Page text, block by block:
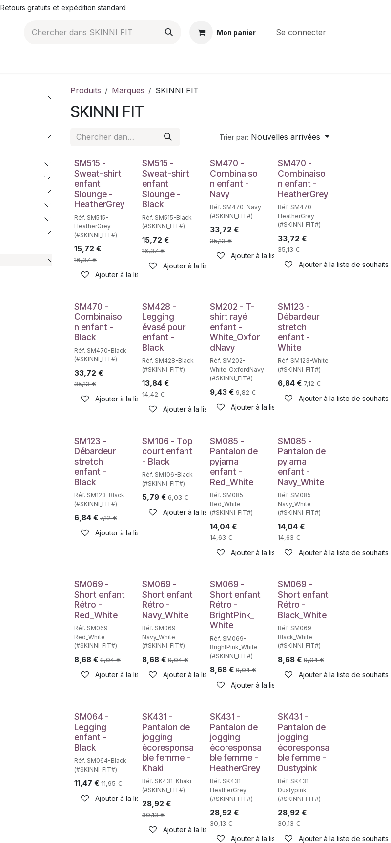
Retours gratuits et expédition standard
Mon panier Se connecter
Produits Marques SKINNI FIT
SKINNI FIT
Trier par: Nouvelles arrivées
SM515 -
Sweat-shirt
enfant
Slounge -
HeatherGrey
Réf. SM515-
HeatherGrey
(#SKINNI_FIT#)
15,72 €
16,37€
Ajouter à la liste de souhaits
SM515 -
Sweat-shirt
enfant
Slounge -
Black
Réf. SM515-Black
(#SKINNI_FIT#)
15,72 €
16,37€
Ajouter à la liste de souhaits
SM470 -
Combinaiso
n enfant -
Navy
Réf. SM470-Navy
(#SKINNI_FIT#)
33,72 €
35,13€
Ajouter à la liste de souhaits
SM470 -
Combinaiso
n enfant -
HeatherGrey
Réf. SM470-
HeatherGrey
(#SKINNI_FIT#)
33,72 €
35,13€
Ajouter à la liste de souhaits
SM470 -
Combinaiso
n enfant -
Black
Réf. SM470-Black
(#SKINNI_FIT#)
33,72 €
35,13€
Ajouter à la liste de souhaits
SM428 -
Legging
évasé pour
enfant -
Black
Réf. SM428-Black
(#SKINNI_FIT#)
13,84€
14,42€
Ajouter à la liste de souhaits
SM202 - T-
shirt rayé
enfant -
White_Oxfor
dNavy
Réf. SM202-
White_OxfordNavy
(#SKINNI_FIT#)
9,43€ 9,82€
Ajouter à la liste de souhaits
SM123 -
Débardeur
stretch
enfant -
White
Réf. SM123-White
(#SKINNI_FIT#)
6,84€ 7,12€
Ajouter à la liste de souhaits
SM123 -
Débardeur
stretch
enfant -
Black
Réf. SM123-Black
(#SKINNI_FIT#)
6,84 € 7,12€
Ajouter à la liste de souhaits
SM106 - Top
court enfant
- Black
Réf. SM106-Black
(#SKINNI_FIT#)
5,79€ 6,03€
Ajouter à la liste de souhaits
SM085 -
Pantalon de
pyjama
enfant -
Red_White
Réf. SM085-
Red_White
(#SKINNI_FIT#)
14,04€
14,63€
Ajouter à la liste de souhaits
SM085 -
Pantalon de
pyjama
enfant -
Navy_White
Réf. SM085-
Navy_White
(#SKINNI_FIT#)
14,04€
14,63€
Ajouter à la liste de souhaits
SM069 -
Short enfant
Rétro -
Red_White
Réf. SM069-
Red_White
(#SKINNI_FIT#)
8,68 € 9,04€
Ajouter à la liste de souhaits
SM069 -
Short enfant
Rétro -
Navy_White
Réf. SM069-
Navy_White
(#SKINNI_FIT#)
8,68€ 9,04€
Ajouter à la liste de souhaits
SM069 -
Short enfant
Rétro -
BrightPink_
White
Réf. SM069-
BrightPink_White
(#SKINNI_FIT#)
8,68€ 9,04€
Ajouter à la liste de souhaits
SM069 -
Short enfant
Rétro -
Black_White
Réf. SM069-
Black_White
(#SKINNI_FIT#)
8,68€ 9,04€
Ajouter à la liste de souhaits
SM064 -
Legging
enfant -
Black
Réf. SM064-Black
(#SKINNI_FIT#)
11,47 € 11,95€
Ajouter à la liste de souhaits
SK431 -
Pantalon de
jogging
écoresponsa
ble femme -
Khaki
Réf. SK431-Khaki
(#SKINNI_FIT#)
28,92 €
30,13€
Ajouter à la liste de souhaits
SK431 -
Pantalon de
jogging
écoresponsa
ble femme -
HeatherGrey
Réf. SK431-
HeatherGrey
(#SKINNI_FIT#)
28,92 €
30,13€
Ajouter à la liste de souhaits
SK431 -
Pantalon de
jogging
écoresponsa
ble femme -
Dustypink
Réf. SK431-
Dustypink
(#SKINNI_FIT#)
28,92 €
30,13€
Ajouter à la liste de souhaits